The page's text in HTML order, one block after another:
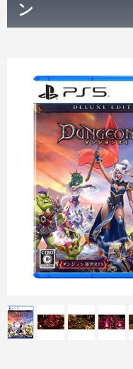
Xbox Series X|S 新作
Nintendo Switch本体
ン